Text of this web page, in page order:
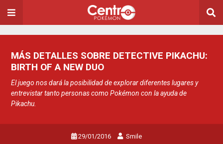
MÁS DETALLES SOBRE DETECTIVE PIKACHU:
BIRTH OF A NEW DUO
El juego nos dará la posibilidad de explorar diferentes lugares y
entrevistar tanto personas como Pokémon con la ayuda de
Pikachu.
29/01/2016 Smile